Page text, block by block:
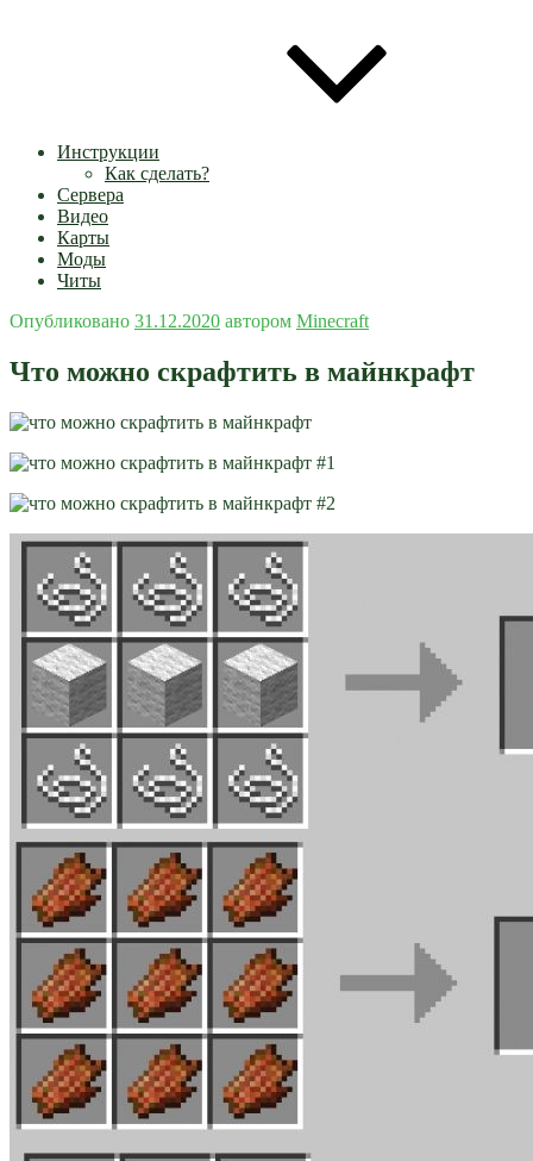
Инструкции
Как сделать?
Сервера
Видео
Карты
Моды
Читы
Опубликовано 31.12.2020 автором Minecraft
Что можно скрафтить в майнкрафт